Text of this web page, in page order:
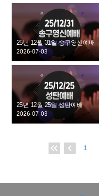
25년 12월 31일 송구영신예배
2026-07-03
25년 12월 25일 성탄예배
2026-07-03
1